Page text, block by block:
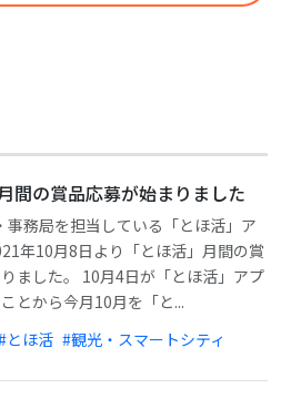
間の賞品応募が始まりました
事務局を担当している「とほ活」ア
年10月8日より「とほ活」月間の賞
ました。 10月4日が「とほ活」アプ
とから今月10月を「と...
とほ活 #観光・スマートシティ